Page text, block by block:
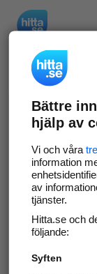
Gör som 69
kunder i ditt
Svara
Bättre
hjälp av
Vi och våra
information
av
tjänster.
Hitta.se och
följande:
Syften